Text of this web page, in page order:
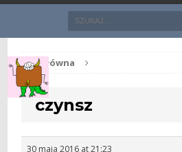
Str. główna
czynsz
30 maja 2016 at 21:23